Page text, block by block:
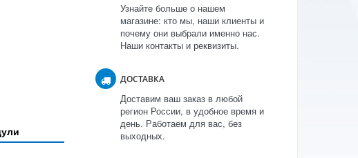
Узнайте больше о нашем
магазине: кто мы, наши клиенты и
почему они выбрали именно нас.
Наши контакты и реквизиты.
ДОСТАВКА
Доставим ваш заказ в любой
регион России, в удобное время и
день. Работаем для вас, без
выходных.